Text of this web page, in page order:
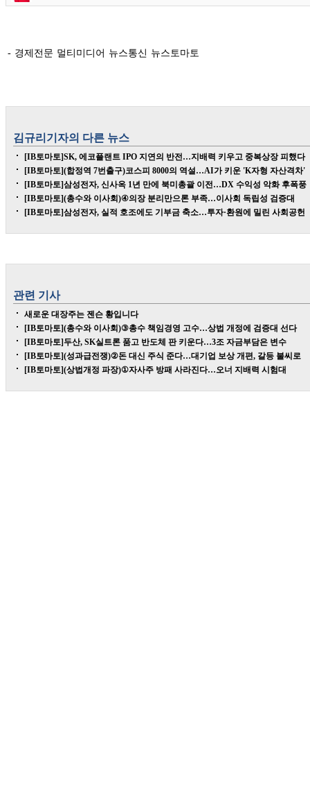
- 경제전문 멀티미디어 뉴스통신 뉴스토마토
김규리 기자의 다른 뉴스
[IB토마토]SK, 에코플랜트 IPO 지연의 반전…지배력 키우고 중복상장 피했다
[IB토마토](합정역 7번출구)코스피 8000의 역설…AI가 키운 'K자형 자산격차'
[IB토마토]삼성전자, 신사옥 1년 만에 북미총괄 이전…DX 수익성 악화 후폭풍
[IB토마토](총수와 이사회)④의장 분리만으론 부족…이사회 독립성 검증대
[IB토마토]삼성전자, 실적 호조에도 기부금 축소…투자·환원에 밀린 사회공헌
관련 기사
새로운 대장주는 젠슨 황입니다
[IB토마토](총수와 이사회)③총수 책임경영 고수…상법 개정에 검증대 선다
[IB토마토]두산, SK실트론 품고 반도체 판 키운다…3조 자금부담은 변수
[IB토마토](성과급전쟁)②돈 대신 주식 준다…대기업 보상 개편, 갈등 불씨로
[IB토마토](상법개정 파장)①자사주 방패 사라진다…오너 지배력 시험대